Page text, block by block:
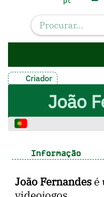
Criador
João
Informação
João Fernandes é